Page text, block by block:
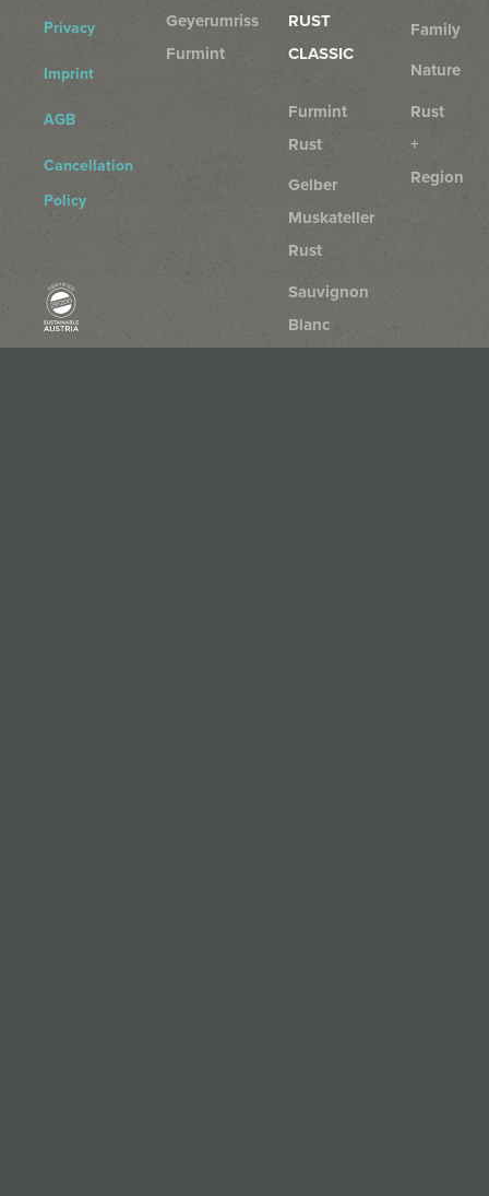
Privacy
Imprint
AGB
Cancellation
Policy
Geyerumriss
Furmint
RUST
CLASSIC
Furmint
Rust
Gelber
Muskateller
Rust
Sauvignon
Blanc
Family
Nature
Rust
+
Region